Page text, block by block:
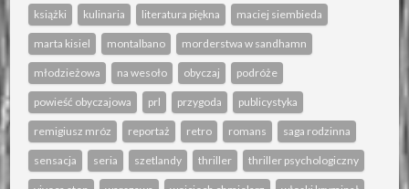
książki kulinaria literatura piękna maciej siembieda
marta kisiel montalbano morderstwa w sandhamn
młodzieżowa na wesoło obyczaj podróże
powieść obyczajowa prl przygoda publicystyka
remigiusz mróz reportaż retro romans saga rodzinna
sensacja seria szetlandy thriller thriller psychologiczny